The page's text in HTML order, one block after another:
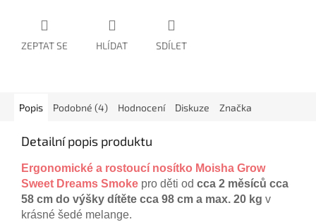
ZEPTAT SE HLÍDAT SDÍLET
Popis Podobné (4) Hodnocení Diskuze Značka
Detailní popis produktu
Ergonomické a rostoucí nosítko Moisha Grow
Sweet Dreams Smoke pro děti od cca 2 měsíců cca
58 cm do výšky dítěte cca 98 cm a max. 20 kg v
krásné šedé melange.